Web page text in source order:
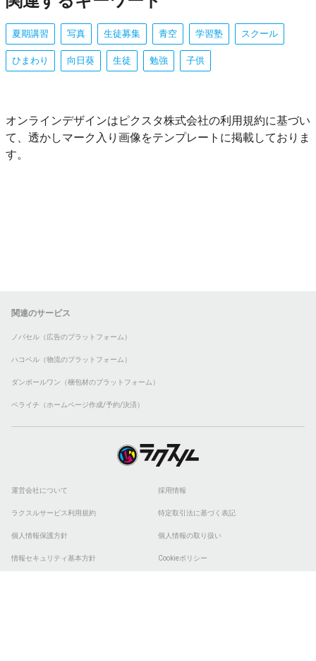
夏期講習 写真 生徒募集 青空 学習塾 スクール
ひまわり 向日葵 生徒 勉強 子供
オンラインデザインはピクスタ株式会社の利用規約に基づい
て、透かしマーク入り画像をテンプレートに掲載しておりま
す。
関連のサービス
ノバセル（広告のプラットフォーム）
ハコベル（物流のプラットフォーム）
ダンボールワン（梱包材のプラットフォーム）
ペライチ（ホームページ作成/予約/決済）
運営会社について 採用情報
ラクスルサービス利用規約 特定取引法に基づく表記
個人情報保護方針 個人情報の取り扱い
情報セキュリティ基本方針 Cookieポリシー